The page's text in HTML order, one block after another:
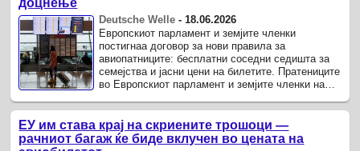
Deutsche Welle - 18.06.2026
Европскиот парламент и земјите членки
постигнаа договор за нови правила за
авиопатниците: бесплатни соседни седишта за
семејства и јасни цени на билетите. Пратениците
во Европскиот парламент и земјите членки на
правила за Со нив на ...
ЕУ им става крај на скриените трошоци —
рачниот багаж ќе биде вклучен во цената на